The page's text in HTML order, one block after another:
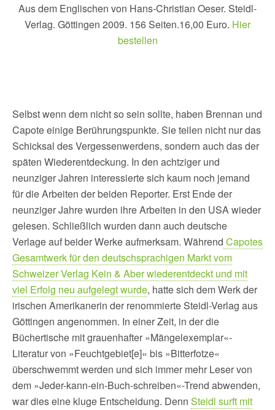
Aus dem Englischen von Hans-Christian Oeser. Steidl-
Verlag. Göttingen 2009. 156 Seiten.16,00 Euro. Hier
bestellen
Selbst wenn dem nicht so sein sollte, haben Brennan und
Capote einige Berührungspunkte. Sie teilen nicht nur das
Schicksal des Vergessenwerdens, sondern auch das der
späten Wiederentdeckung. In den achtziger und
neunziger Jahren interessierte sich kaum noch jemand
für die Arbeiten der beiden Reporter. Erst Ende der
neunziger Jahre wurden ihre Arbeiten in den USA wieder
gelesen. Schließlich wurden dann auch deutsche
Verlage auf beider Werke aufmerksam. Während Capotes
Gesamtwerk für den deutschsprachigen Markt vom
Schweizer Verlag Kein & Aber wiederentdeckt und mit
viel Erfolg neu aufgelegt wurde, hatte sich dem Werk der
irischen Amerikanerin der renommierte Steidl-Verlag aus
Göttingen angenommen. In einer Zeit, in der die
Büchertische mit grauenhafter »Mängelexemplar«-
Literatur von »Feuchtgebiet[e]« bis »Bitterfotze«
überschwemmt werden und sich immer mehr Leser von
dem »Jeder-kann-ein-Buch-schreiben«-Trend abwenden,
war dies eine kluge Entscheidung. Denn Steidl surft mit